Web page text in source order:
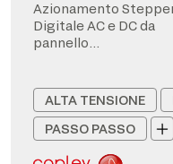
Azionamento
Digitale AC e DC da
pannello
ALTA TENSIONE
PASSO PASSO